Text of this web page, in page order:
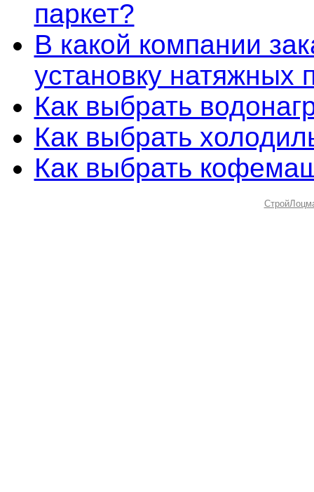
паркет?
В какой компании
установку натяжных
Как выбрать
Как выбрать
Как выбрать